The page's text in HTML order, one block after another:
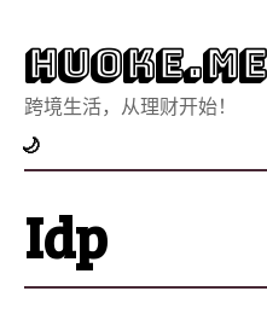
Huoke.Me
跨境生活，从理财开始！
🌙
Idp